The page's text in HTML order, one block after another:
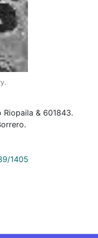
Riopaila & 601843.
1405